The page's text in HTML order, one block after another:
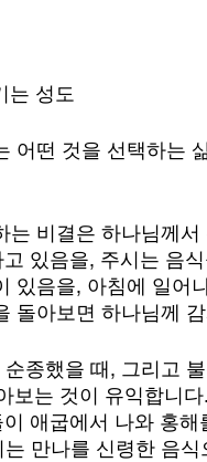
는 성도
어떤 것을 선택하는
비결은 하나님께
있음을, 주시는 음
있음을, 아침에 일어
돌아보면 하나님께
종했을 때, 그리고
보는 것이 유익합니
애굽에서 나와 홍
만나를 신령한 음